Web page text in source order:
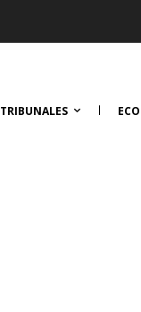
TRIBUNALES